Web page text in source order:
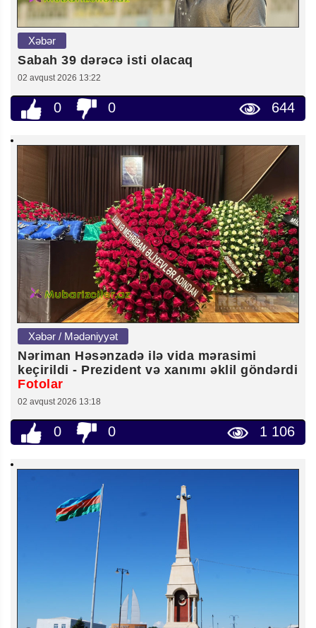
Xəbər
Sabah 39 dərəcə isti olacaq
02 avqust 2026 13:22
0 0 644
Xəbər / Mədəniyyət
Nəriman Həsənzadə ilə vida mərasimi
keçirildi - Prezident və xanımı əklil göndərdi
Fotolar
02 avqust 2026 13:18
0 0 1 106